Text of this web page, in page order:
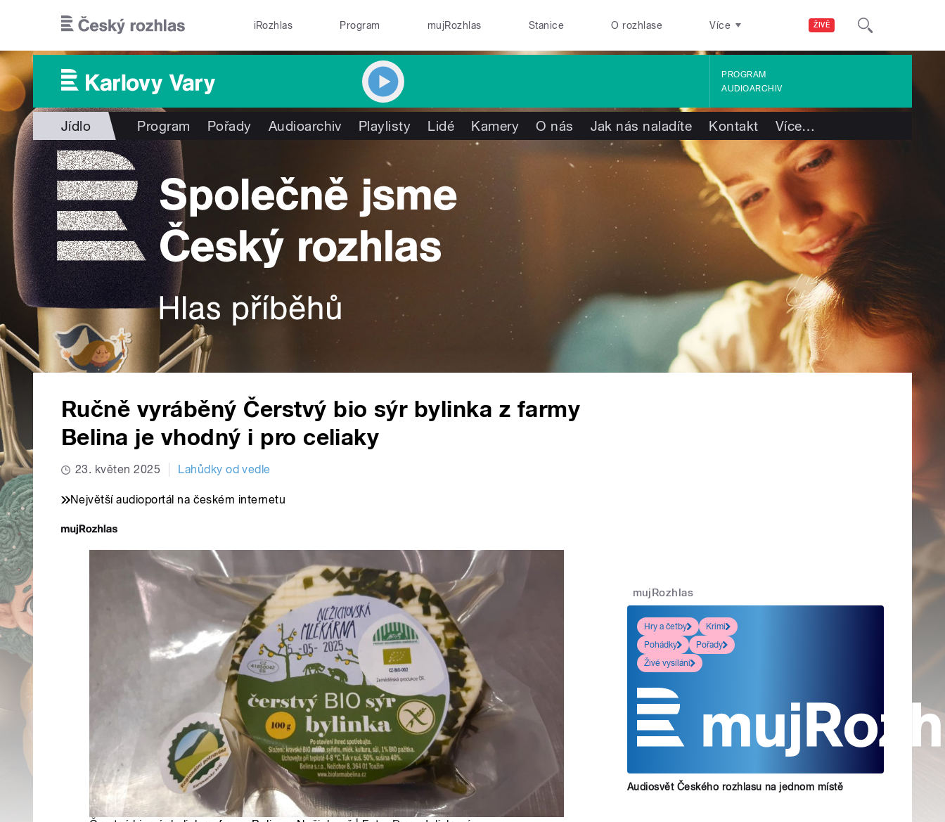
ŽIVĚ
iRozhlas Program mujRozhlas Stanice O rozhlase Více
PROGRAM
AUDIOARCHIV
Jídlo Program Pořady Audioarchiv Playlisty Lidé Kamery O nás Jak nás naladíte Kontakt Více…
Ručně vyráběný Čerstvý bio sýr bylinka z farmy
Belina je vhodný i pro celiaky
23. květen 2025 Lahůdky od vedle
Největší audioportál na českém internetu
mujRozhlas
Hry a četby
Krimi
Pohádky
Pořady
Živé vysílání
Audiosvět Českého rozhlasu na jednom místě